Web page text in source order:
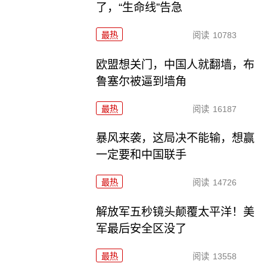
了，“生命线”告急
最热 阅读 10783
欧盟想关门，中国人就翻墙，布
鲁塞尔被逼到墙角
最热 阅读 16187
暴风来袭，这局决不能输，想赢
一定要和中国联手
最热 阅读 14726
解放军五秒镜头颠覆太平洋！美
军最后安全区没了
最热 阅读 13558